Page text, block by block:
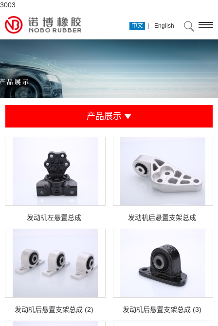
3003
中文 English
产品展示
发动机左悬置总成 发动机后悬置支架总成
发动机后悬置支架总成 (2) 发动机后悬置支架总成 (3)